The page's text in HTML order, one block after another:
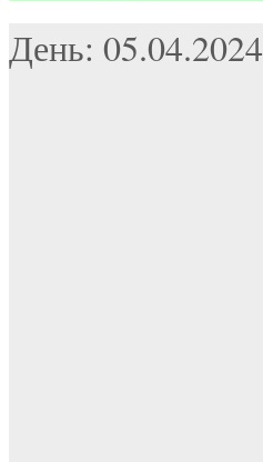
День: 05.04.2024